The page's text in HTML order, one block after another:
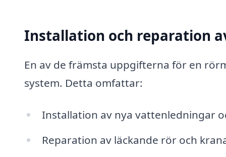
Installation och reparation
En av de främsta uppgifterna för en
system. Detta omfattar:
Installation av nya vattenledningar
Reparation av läckande rör och